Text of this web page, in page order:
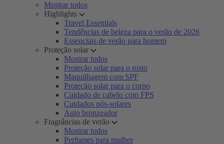
Mostrar todos
Highlights
Travel Essentials
Tendências de beleza para o verão de 2026
Essenciais de verão para homem
Proteção solar
Mostrar todos
Proteção solar para o rosto
Maquilhagem com SPF
Proteção solar para o corpo
Cuidado de cabelo com FPS
Cuidados pós-solares
Auto bronzeador
Fragrâncias de verão
Mostrar todos
Perfumes para mulher